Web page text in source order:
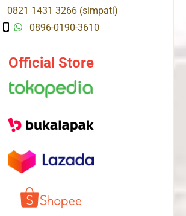
0821 1431 3266 (simpati)
0896-0190-3610
Official Store